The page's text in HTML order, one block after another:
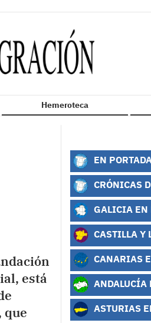
Hemeroteca
está
que
EN
CRÓNICAS
GALICIA EN
CASTILLA Y
CANARIAS
ANDALUCÍA
ASTURIAS